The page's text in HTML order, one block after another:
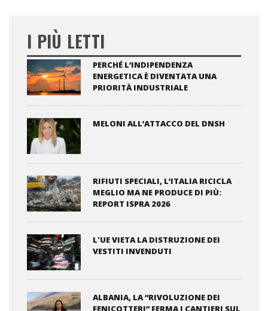
I PIÙ LETTI
PERCHÉ L’INDIPENDENZA
ENERGETICA È DIVENTATA UNA
PRIORITÀ INDUSTRIALE
MELONI ALL’ATTACCO DEL DNSH
RIFIUTI SPECIALI, L’ITALIA RICICLA
MEGLIO MA NE PRODUCE DI PIÙ:
REPORT ISPRA 2026
L'UE VIETA LA DISTRUZIONE DEI
VESTITI INVENDUTI
ALBANIA, LA “RIVOLUZIONE DEI
FENICOTTERI” FERMA I CANTIERI SUL